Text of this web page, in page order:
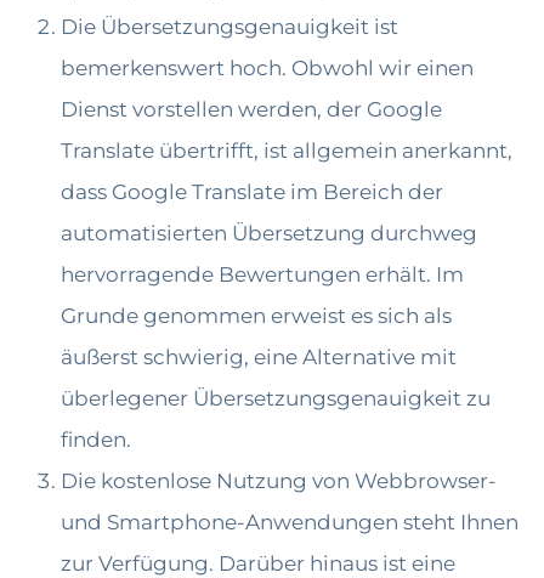
Die Übersetzungsgenauigkeit ist
bemerkenswert hoch. Obwohl wir einen
Dienst vorstellen werden, der Google
Translate übertrifft, ist allgemein anerkannt,
dass Google Translate im Bereich der
automatisierten Übersetzung durchweg
hervorragende Bewertungen erhält. Im
Grunde genommen erweist es sich als
äußerst schwierig, eine Alternative mit
überlegener Übersetzungsgenauigkeit zu
finden.
Die kostenlose Nutzung von Webbrowser-
und Smartphone-Anwendungen steht Ihnen
zur Verfügung. Darüber hinaus ist eine